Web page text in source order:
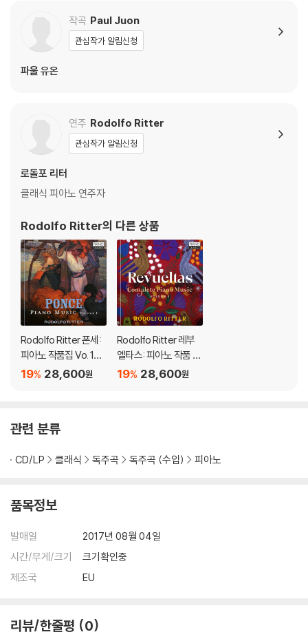
작곡 Paul Juon
관심작가 알림신청
파울 유온
연주 Rodolfo Ritter
관심작가 알림신청
로돌포 리터
클래식 피아노 연주자
Rodolfo Ritter의 다른 상품
Rodolfo Ritter 폰세:
피아노 작품집 Vo. 1
(Manuel Ponce: Pian
28,600원
19%
Rodolfo Ritter 레부
엘타스: 피아노 작품 전
곡, 제1집 (Revueltas:
28,600원
19%
관련 분류
CD/LP 클래식 독주곡 독주곡 (수입) 피아노
품목정보
발매일
2017년 08월 04일
시간/무게/크기
크기확인중
제조국
EU
리뷰/한줄평 0